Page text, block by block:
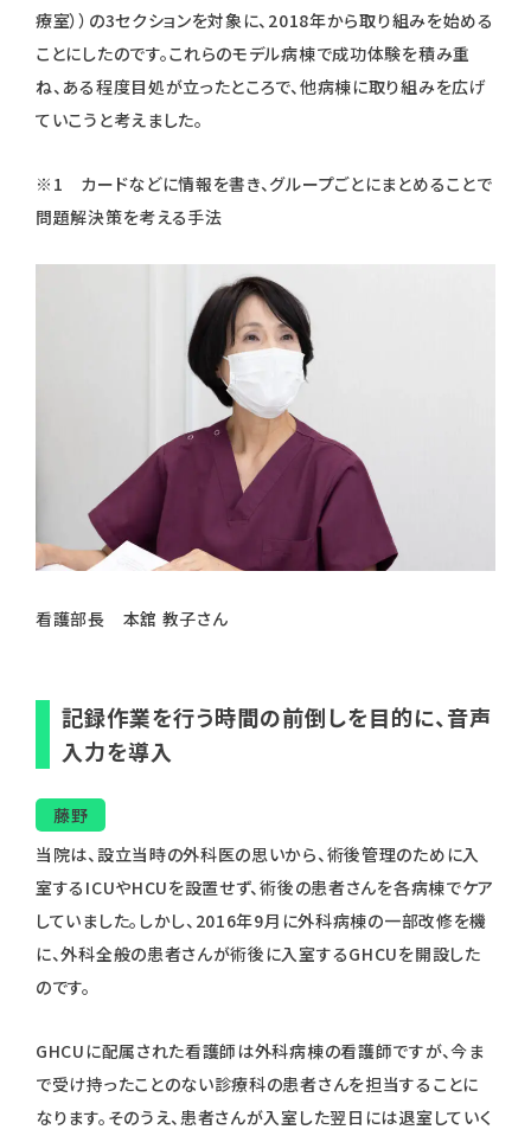
療室））の3セクションを対象に、2018年から取り組みを始める
ことにしたのです。これらのモデル病棟で成功体験を積み重
ね、ある程度目処が立ったところで、他病棟に取り組みを広げ
ていこうと考えました。
※1 カードなどに情報を書き、グループごとにまとめることで
問題解決策を考える手法
看護部長 本舘 教子さん
記録作業を行う時間の前倒しを目的に、音声
入力を導入
藤野
当院は、設立当時の外科医の思いから、術後管理のために入
室するICUやHCUを設置せず、術後の患者さんを各病棟でケア
していました。しかし、2016年9月に外科病棟の一部改修を機
に、外科全般の患者さんが術後に入室するGHCUを開設した
のです。
GHCUに配属された看護師は外科病棟の看護師ですが、今ま
で受け持ったことのない診療科の患者さんを担当することに
なります。そのうえ、患者さんが入室した翌日には退室していく